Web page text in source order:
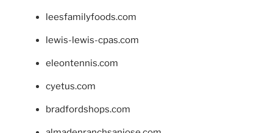
leesfamilyfoods.com
lewis-lewis-cpas.com
eleontennis.com
cyetus.com
bradfordshops.com